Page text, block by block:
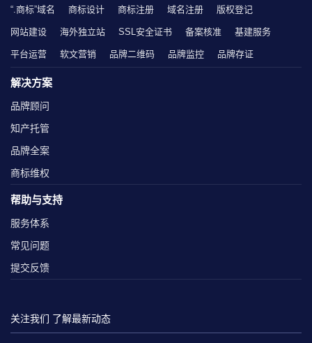
“.商标”域名 商标设计 商标注册 域名注册 版权登记
网站建设 海外独立站 SSL安全证书 备案核准 基建服务
平台运营 软文营销 品牌二维码 品牌监控 品牌存证
解决方案
品牌顾问
知产托管
品牌全案
商标维权
帮助与支持
服务体系
常见问题
提交反馈
关注我们 了解最新动态